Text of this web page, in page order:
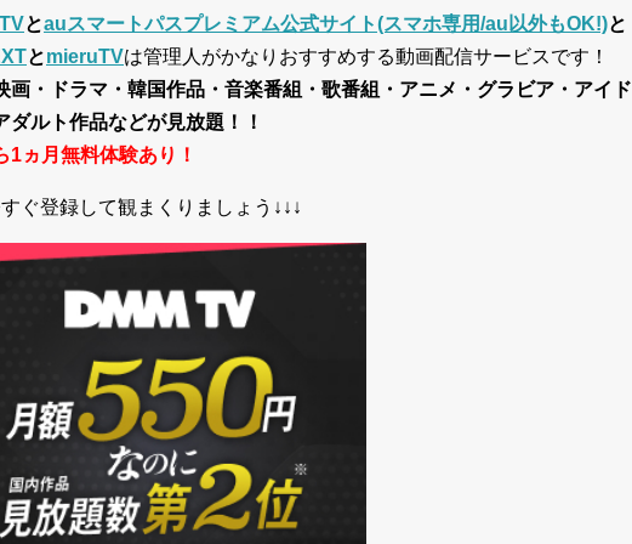
とauスマートパスプレミアム公式サイト(スマホ専用/au以外もOK!)と
とmieruTVは管理人がかなりおすすめする動画配信サービスです！
画・ドラマ・韓国作品・音楽番組・歌番組・アニメ・グラビア・アイド
ダルト作品などが見放題！！
1ヵ月無料体験あり！
すぐ登録して観まくりましょう↓↓↓